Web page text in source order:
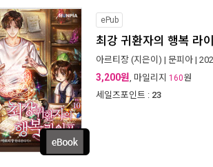
ePub
최강 귀환자의 행복 라
아르티장 (지은이) | 문피아 |
3,200원, 마일리지 160원
세일즈포인트 : 23